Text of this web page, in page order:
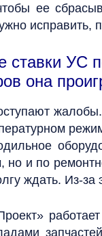
ее
исправить,
ставки УС
она
но и по
ждать. Из-за